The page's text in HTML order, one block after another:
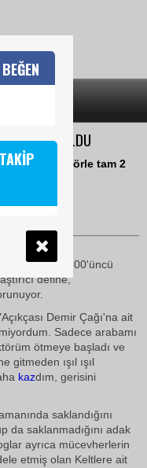
DEFİNE BULDU
metal dedektörle tam 2
12:47
bulduğu
MÖ 300'üncü
define,
Demir Çağı'na ait
Sadece arabamı
ötmeye başladı ve
gitmeden ışıl ışıl
kazdım, gerisini
saklandığını
da saklanmadığını adak
ayrıca mücevherlerin
etmiş olan Keltlere ait